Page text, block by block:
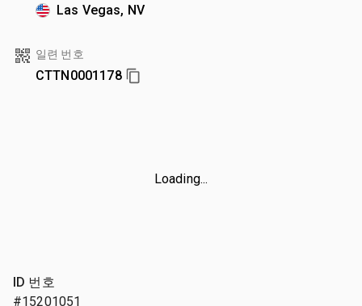
Las Vegas, NV
일련 번호
CTTN0001178
Loading...
ID 번호
#15201051